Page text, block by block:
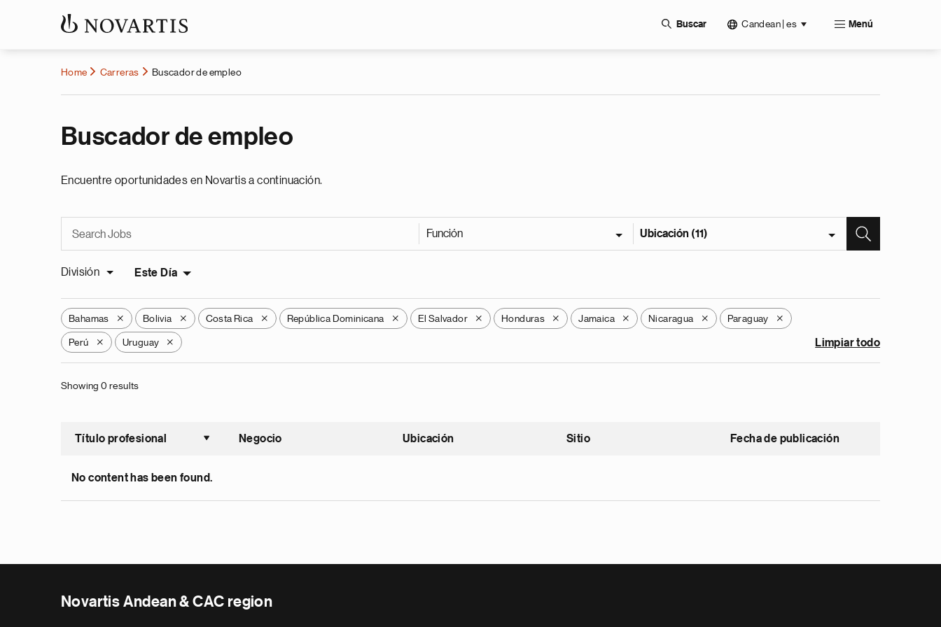
Buscar Candean | es Menú
Home Carreras Buscador de empleo
Buscador de empleo
Encuentre oportunidades en Novartis a continuación.
Función Ubicación (11)
División Este Día
Bahamas X Bolivia X Costa Rica X República Dominicana X El Salvador X Honduras X Jamaica X Nicaragua X Paraguay X
Perú X Uruguay X Limpiar todo
Showing 0 results
Título profesional
Ordenar ascendente
Negocio Ubicación Sitio Fecha de publicación
No content has been found.
Novartis Andean & CAC region